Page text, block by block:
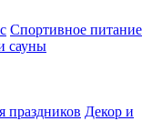
Спортивное питание
сауны
праздников Декор и